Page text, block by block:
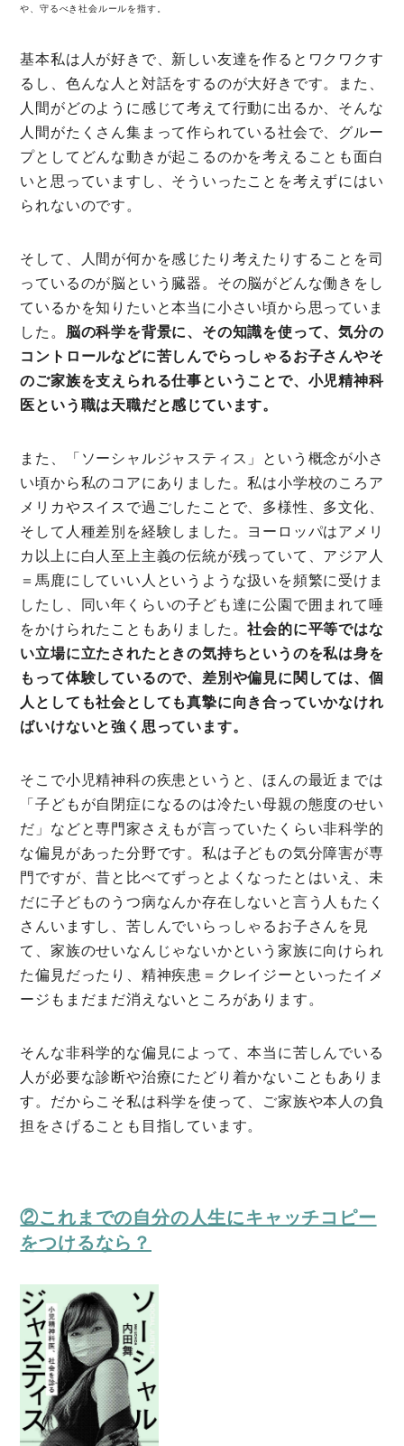
ミモザマガジンとは
My Rules
ミモザなひと
ミモザレポート
ミモマガエッセイ
運営会社
利用規約
プライバシーポリシー
や、守るべき社会ルールを指す。
基本私は人が好きで、新しい友達を作るとワクワクす
るし、色んな人と対話をするのが大好きです。また、
人間がどのように感じて考えて行動に出るか、そんな
人間がたくさん集まって作られている社会で、グルー
プとしてどんな動きが起こるのかを考えることも面白
いと思っていますし、そういったことを考えずにはい
られないのです。
そして、人間が何かを感じたり考えたりすることを司
っているのが脳という臓器。その脳がどんな働きをし
ているかを知りたいと本当に小さい頃から思っていま
した。 脳の科学を背景に、その知識を使って、気分の
コントロールなどに苦しんでらっしゃるお子さんやそ
のご家族を支えられる仕事ということで、小児精神科
医という職は天職だと感じています。
また、「ソーシャルジャスティス」という概念が小さ
い頃から私のコアにありました。私は小学校のころア
メリカやスイスで過ごしたことで、多様性、多文化、
そして人種差別を経験しました。ヨーロッパはアメリ
カ以上に白人至上主義の伝統が残っていて、アジア人
＝馬鹿にしていい人というような扱いを頻繁に受けま
したし、同い年くらいの子ども達に公園で囲まれて唾
をかけられたこともありました。社会的に平等ではな
い立場に立たされたときの気持ちというのを私は身を
もって体験しているので、差別や偏見に関しては、個
人としても社会としても真摯に向き合っていかなけれ
ばいけないと強く思っています。
そこで小児精神科の疾患というと、ほんの最近までは
「子どもが自閉症になるのは冷たい母親の態度のせい
だ」などと専門家さえもが言っていたくらい非科学的
な偏見があった分野です。私は子どもの気分障害が専
門ですが、昔と比べてずっとよくなったとはいえ、未
だに子どものうつ病なんか存在しないと言う人もたく
さんいますし、苦しんでいらっしゃるお子さんを見
て、家族のせいなんじゃないかという家族に向けられ
た偏見だったり、精神疾患＝クレイジーといったイメ
ージもまだまだ消えないところがあります。
そんな非科学的な偏見によって、本当に苦しんでいる
人が必要な診断や治療にたどり着かないこともありま
す。だからこそ私は科学を使って、ご家族や本人の負
担をさげることも目指しています。
②これまでの自分の人生にキャッチコピー
をつけるなら？